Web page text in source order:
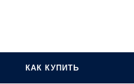
КАК КУПИТЬ